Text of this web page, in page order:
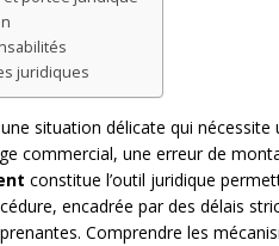
juridiques
situation délicate qui
commercial, une erreur de
constitue l’outil juridique
encadrée par des délais
Comprendre les